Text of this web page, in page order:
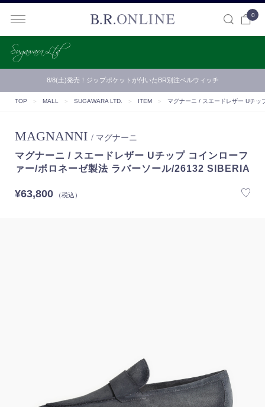
0
8/8(土)発売！ジップポケットが付いたBR別注ベルウィッチ
TOP ＞ MALL ＞ SUGAWARA LTD. ＞ ITEM ＞ マグナーニ / スエードレザー Uチ
MAGNANNI / マグナーニ
マグナーニ / スエードレザー Uチップ コインローフ
ァー/ボロネーゼ製法 ラバーソール/26132 SIBERIA
¥63,800（税込）